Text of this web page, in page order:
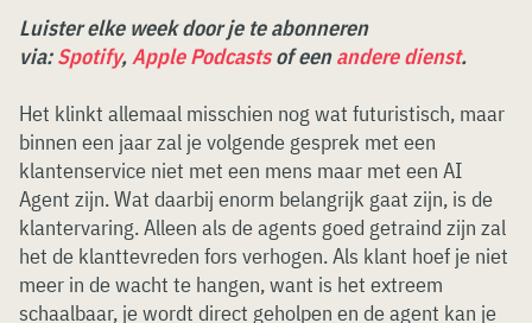
Luister elke week door je te abonneren
via:Spotify,Apple Podcastsof eenandere dienst.
Het klinkt allemaal misschien nog wat futuristisch, maar
binnen een jaar zal je volgende gesprek met een
klantenservice niet met een mens maar met een AI
Agent zijn. Wat daarbij enorm belangrijk gaat zijn, is de
klantervaring. Alleen als de agents goed getraind zijn zal
het de klanttevreden fors verhogen. Als klant hoef je niet
meer in de wacht te hangen, want is het extreem
schaalbaar, je wordt direct geholpen en de agent kan je